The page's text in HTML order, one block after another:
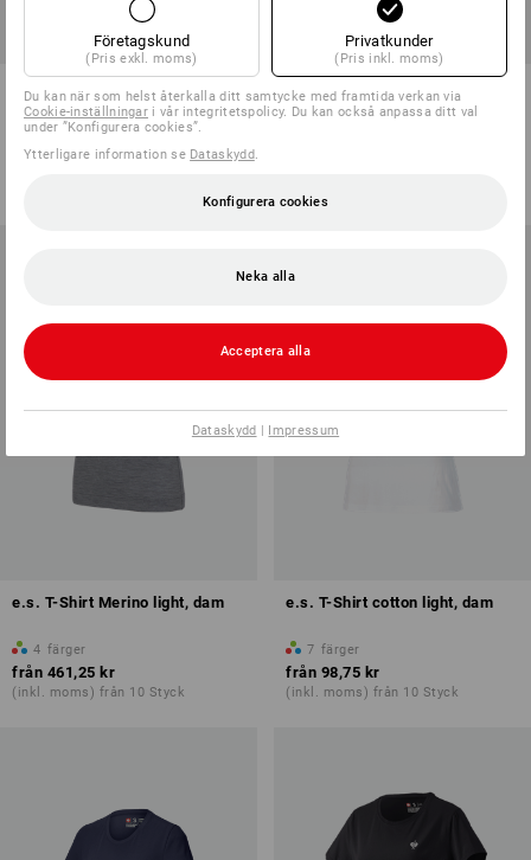
färger
148,75 kr
cotton, dam
e.s. T-Shirt Merino light, dam
4 färger
från 461,25 kr
(inkl. moms) från 10 Styck
e.s. T-Shirt cotton light, dam
7 färger
från 98,75 kr
(inkl. moms) från 10 Styck
Företagskund
(Pris exkl. moms)
Privatkunder
(Pris inkl. moms)
Du kan när som helst återkalla ditt samtycke med framtida verkan via
Cookie-inställningar i vår integritetspolicy. Du kan också anpassa ditt val
under ”Konfigurera cookies”.
Ytterligare information se Dataskydd.
Konfigurera cookies
Neka alla
Acceptera alla
Dataskydd | Impressum